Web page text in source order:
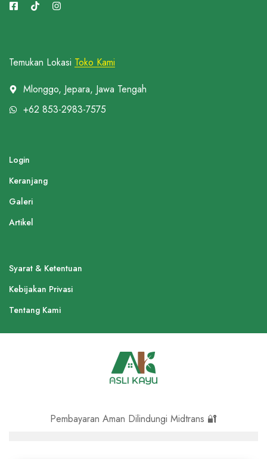
Temukan Lokasi Toko Kami
Mlonggo, Jepara, Jawa Tengah
+62 853-2983-7575
Login
Keranjang
Galeri
Artikel
Syarat & Ketentuan
Kebijakan Privasi
Tentang Kami
Pembayaran Aman Dilindungi Midtrans 🔐